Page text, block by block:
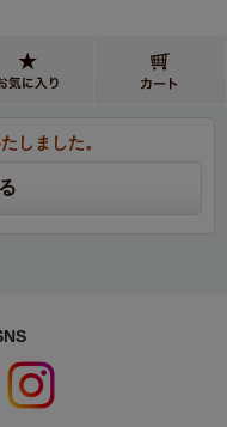
しました。